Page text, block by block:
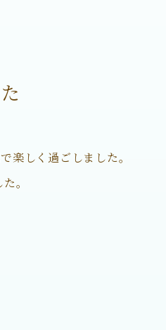
楽しく過ごしました。
。